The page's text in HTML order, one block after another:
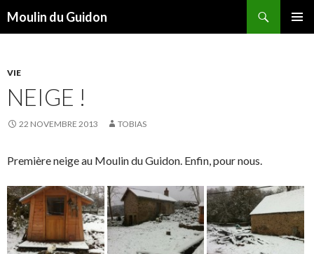
Moulin du Guidon
VIE
NEIGE !
22 NOVEMBRE 2013 TOBIAS
Première neige au Moulin du Guidon. Enfin, pour nous.